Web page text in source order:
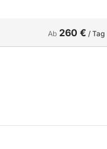
Ab 260 € / Tag